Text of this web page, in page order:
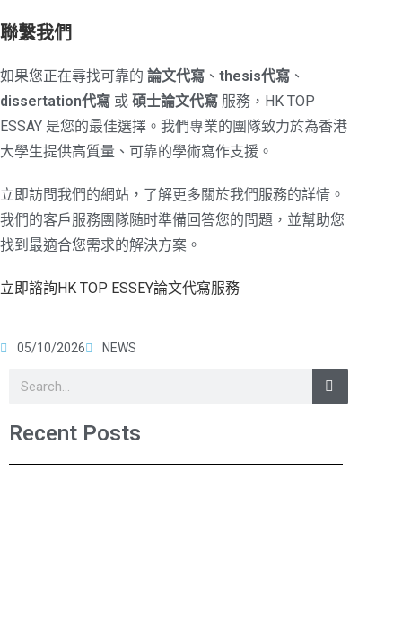
聯繫我們
如果您正在尋找可靠的 論文代寫 、 thesis代寫 、
dissertation代寫 或 碩士論文代寫 服務，HK TOP
ESSAY 是您的最佳選擇。我們專業的團隊致力於為香港
大學生提供高質量、可靠的學術寫作支援。
立即訪問我們的網站，了解更多關於我們服務的詳情。
我們的客戶服務團隊随时準備回答您的問題，並幫助您
找到最適合您需求的解決方案。
立即諮詢HK TOP ESSEY論文代寫服務
05/10/2026 NEWS
Recent Posts